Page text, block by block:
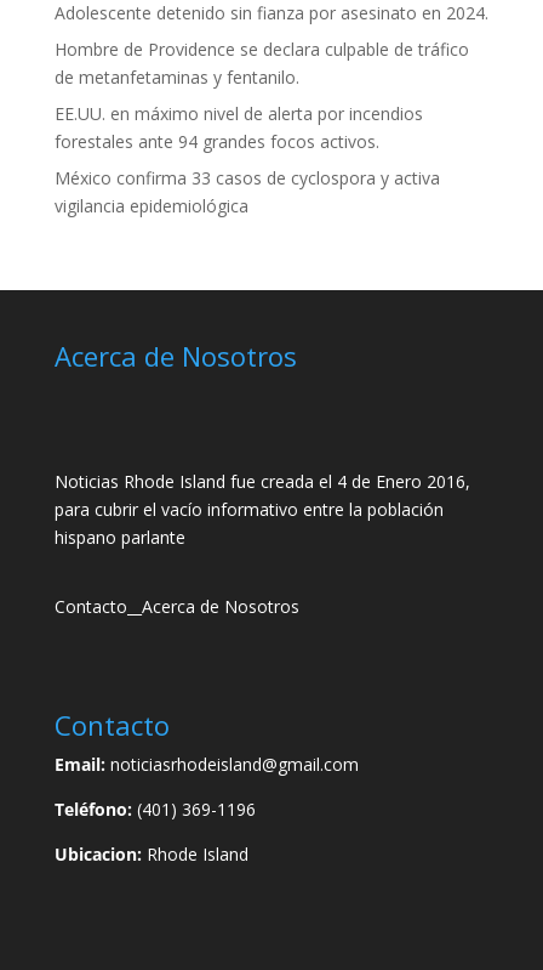
Adolescente detenido sin fianza por asesinato en 2024.
Hombre de Providence se declara culpable de tráfico
de metanfetaminas y fentanilo.
EE.UU. en máximo nivel de alerta por incendios
forestales ante 94 grandes focos activos.
México confirma 33 casos de cyclospora y activa
vigilancia epidemiológica
Acerca de Nosotros
Noticias Rhode Island fue creada el 4 de Enero 2016,
para cubrir el vacío informativo entre la población
hispano parlante
Contacto Acerca de Nosotros
Contacto
Email:noticiasrhodeisland@gmail.com
Teléfono:(401) 369-1196
Ubicacion:Rhode Island